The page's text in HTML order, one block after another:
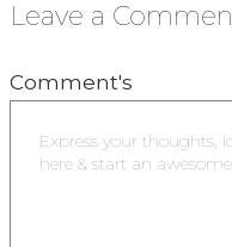
Leave a
Comment's